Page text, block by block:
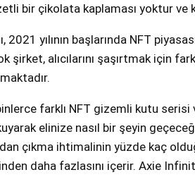
bir çikolata kaplaması yoktur ve
2021 yılının başlarında NFT
şirket, alıcılarını şaşırtmak için
farklı NFT gizemli kutu serisi
elinize nasıl bir şeyin
çıkma ihtimalinin yüzde kaç
daha fazlasını içerir. Axie